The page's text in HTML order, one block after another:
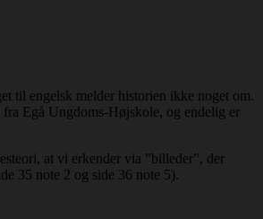
til engelsk melder historien ikke noget om.
Egå Ungdoms-Højskole, og endelig er
at vi erkender via ”billeder”, der
35 note 2 og side 36 note 5).